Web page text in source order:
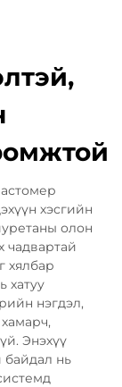
хэсгийн
олон
чадвартай
хялбар
хатуу
нэгдэл,
Энэхүү
байдал нь